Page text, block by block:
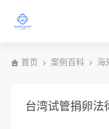
首页 案例百科 海
台湾试管捐卵法